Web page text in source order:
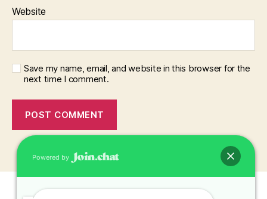
Website
Save my name, email, and website in this browser for the
next time I comment.
Powered by